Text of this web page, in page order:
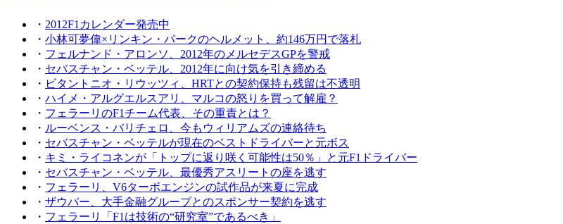
・ 2012F1カレンダー発売中
・ 小林可夢偉×リンキン・パークのヘルメット、約146万円で落札
・ フェルナンド・アロンソ、2012年のメルセデスGPを警戒
・ セバスチャン・ベッテル、2012年に向け気を引き締める
・ ビタントニオ・リウッツィ、HRTとの契約保持も残留は不透明
・ ハイメ・アルグエルスアリ、マルコの怒りを買って解雇？
・ フェラーリのF1チーム代表、その重責とは？
・ ルーベンス・バリチェロ、今もウィリアムズの連絡待ち
・ セバスチャン・ベッテルが現在のベストドライバーと元ボス
・ キミ・ライコネンが「トップに返り咲く可能性は50％」と元F1ドライバー
・ セバスチャン・ベッテル、最優秀アスリートの座を逃す
・ フェラーリ、V6ターボエンジンの試作品が来夏に完成
・ ザウバー、大手金融グループとのスポンサー契約を逃す
・ フェラーリ「F1は技術の“研究室”であるべき」